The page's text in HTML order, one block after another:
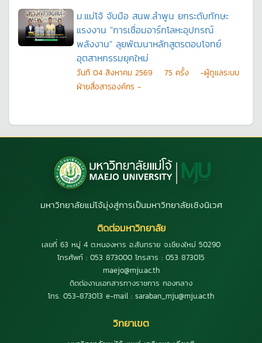
ม.แม่โจ้ จับมือ สนพ.ลำพูน ยกระดับทักษะ
แรงงาน "การเชื่อมอาร์กโลหะอุปกรณ์
พลังงาน" ลุยพัฒนาหลักสูตรตอบโจทย์
อุตสาหกรรมยุคใหม่
วันที 04 สิงหาคม 2569 75 ครั้ง
-ผู้ดูแลระบบ
ฝ่ายสื่อสารองค์กร -
มหาวิทยาลัยแม่โจ้มุ่งสู่การเป็นมหาวิทยาลัยเชิงนิเวศ
ติดต่อมหาวิทยาลัย
เลขที่ 63 หมู่ 4 ต.หนองหาร อ.สันทราย จ.เชียงใหม่ 50290
โทรศัพท์ : 053 873000 โทรสาร : 053 873015
maejo@mju.ac.th
ติดต่องานเอกสารทางราชการ กองกลาง
โทร. 053-873013 e-mail : saraban_mju@mju.ac.th
วิทยาเขต